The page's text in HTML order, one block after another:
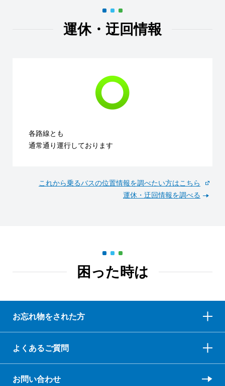
運休・迂回情報
各路線とも
通常通り運行しております
これから乗るバスの位置情報を調べたい方はこちら
運休・迂回情報を調べる
困った時は
お忘れ物をされた方
よくあるご質問
お問い合わせ